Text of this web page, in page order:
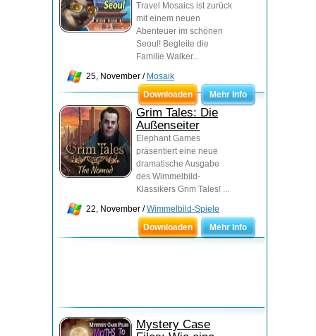
Travel Mosaics ist zurück
mit einem neuen
Abenteuer im schönen
Seoul! Begleite die
Familie Walker...
25, November / Mosaik
Downloaden
Mehr Info
Grim Tales: Die
Außenseiter
Elephant Games
präsentiert eine neue
dramatische Ausgabe
des Wimmelbild-
Klassikers Grim Tales! ...
22, November /Wimmelbild-Spiele
Downloaden
Mehr Info
Mystery Case